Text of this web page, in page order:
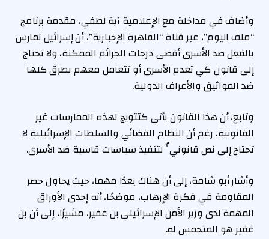
وأضاف في مداخلة مع الإعلامية آية لطفي، مقدمة برنامج
“ملف اليوم”، عبر قناة “القاهرة الإخبارية”، أن إسرائيل تمارس
بالفعل ضد الأسرى أقصى درجات الجرائم الممكنة، ولا تحتاج
إلى قانون كي تعدم الأسرى أو تتعامل معهم بطرق كلها
ضد المواثيق والأعراف الدولية.
وتابع، أن هذا القانون يأتي كتتويج لهذه الممارسات غير
القانونية، رغم أن النظام القضائي والسلطات الإسرائيلية لا
تحتاج إلى نص قانونيٍّ لتنفيذ سياسات قاسية ضد الأسرى.
وأشار أبو شامة، إلى أن هناك بعدًا مهما، حيث يحاول حصر
المقاومة في فكرة الإرهاب، موضحًا، أنه إحدى الأوراق
المهمة لدى وزير الأمن الإسرائيلي بن غفير، مشيرًا، إلى أن بن
غفير هو المتحمس له.